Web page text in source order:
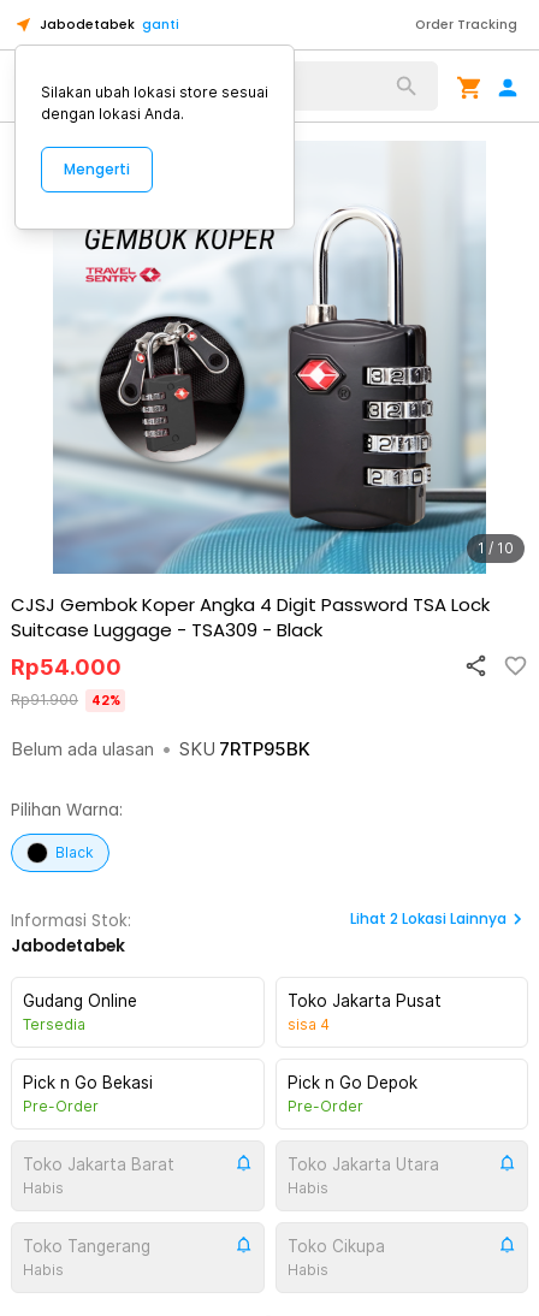
Jabodetabek ganti Order Tracking
Alat Kopi
1 / 10
CJSJ Gembok Koper Angka 4 Digit Password TSA Lock
Suitcase Luggage - TSA309 - Black
Belum ada ulasan • SKU 7RTP95BK
Rp54.000
Rp91.900 42%
Pilihan Warna:
Black
Informasi Stok:
Jabodetabek
Lihat 2Lokasi Lainnya
Gudang Online
Tersedia
Toko Jakarta Pusat
sisa 4
Pick n Go Bekasi
Pre-Order
Pick n Go Depok
Pre-Order
Toko Jakarta Barat
Habis
Toko Jakarta Utara
Habis
Toko Tangerang
Habis
Toko Cikupa
Habis
Silakan ubah lokasi store sesuai
dengan lokasi Anda.
Mengerti